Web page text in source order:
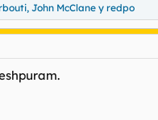
, John McClane y redpo